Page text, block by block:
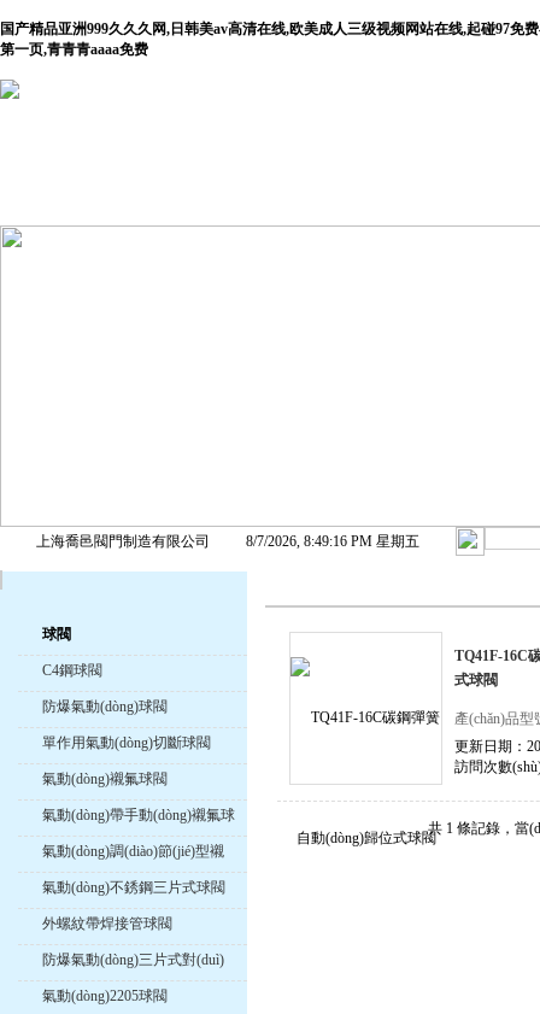
国产精品亚洲999久久久网,日韩美av高清在线,欧美成人三级视频网站在线,起碰97
第一页,青青青aaaa免费
上海喬邑閥門制造有限公司 8/7/2026, 8:49:17 PM 星期五
球閥
C4鋼球閥
防爆氣動(dòng)球閥
單作用氣動(dòng)切斷球閥
氣動(dòng)襯氟球閥
氣動(dòng)帶手動(dòng)襯氟球
閥
氣動(dòng)調(diào)節(jié)型襯
氟球閥
氣動(dòng)不銹鋼三片式球閥
外螺紋帶焊接管球閥
防爆氣動(dòng)三片式對(duì)
焊球閥
氣動(dòng)2205球閥
TQ41F-16C
式球閥
產(chǎn)品型
更新日期：
訪問次數
共 1 條記錄，當